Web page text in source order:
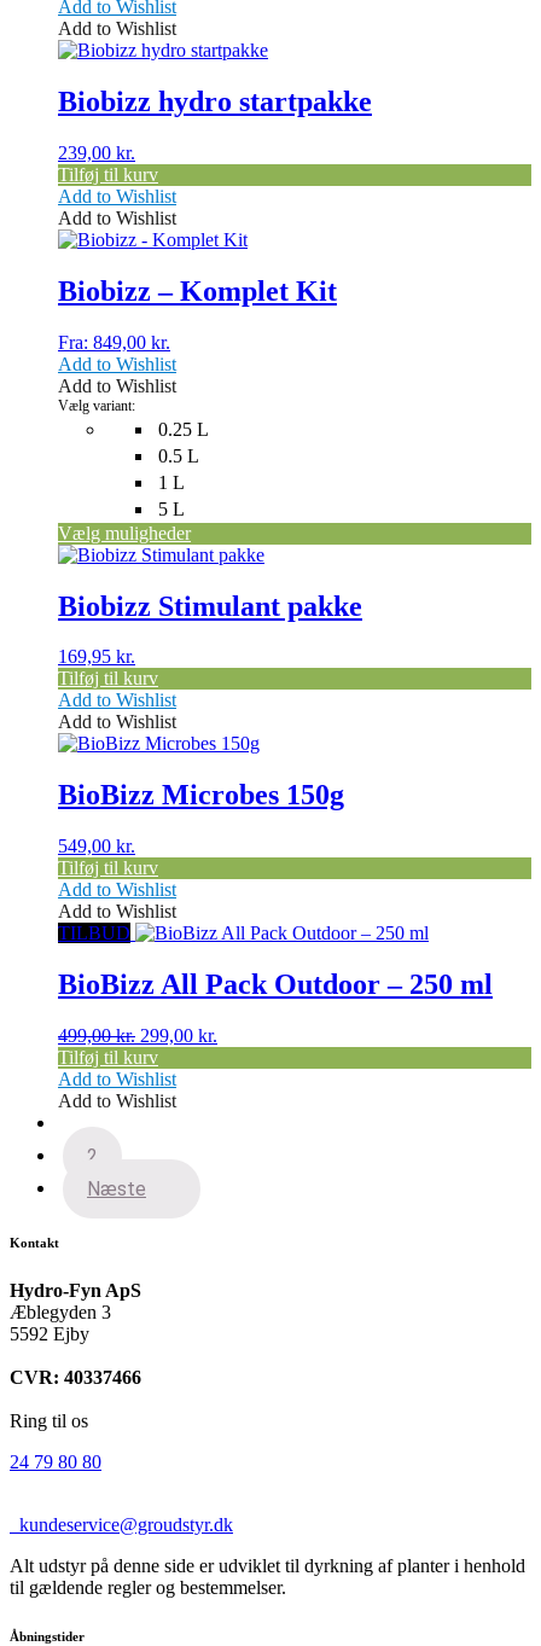
Add to Wishlist
Add to Wishlist
Biobizz hydro startpakke
239,00 kr.
Tilføj til kurv
Add to Wishlist
Add to Wishlist
Biobizz – Komplet Kit
Fra: 849,00 kr.
0.25 L
0.5 L
1 L
5 L
Vælg variant:
Vælg muligheder
Dette
har
flere
Mulighederne
kan
vælges
på
varesiden
Add to Wishlist
Add to Wishlist
Biobizz Stimulant pakke
169,95 kr.
Tilføj til kurv
Add to Wishlist
Add to Wishlist
BioBizz Microbes 150g
549,00 kr.
Tilføj til kurv
Add to Wishlist
Add to Wishlist
TILBUD
BioBizz All Pack Outdoor – 250 ml
499,00kr. Den
oprindelige
pris
var:
299,00 kr.
Tilføj til kurv
Add to Wishlist
Add to Wishlist
2
Næste
Kontakt
Hydro-Fyn ApS
Æblegyden 3
5592 Ejby
CVR: 40337466
Ring til os
24 79 80 80
kundeservice@groudstyr.dk
Alt udstyr på denne side er udviklet til dyrkning af planter i henhold
til gældende regler og bestemmelser.
Åbningstider